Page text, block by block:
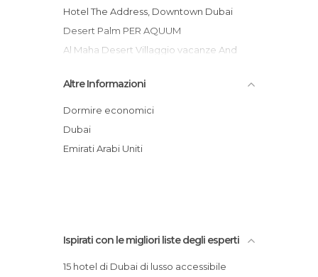
Hotel The Address, Downtown Dubai
Desert Palm PER AQUUM
Al Maha Desert Villaggio vacanze And
Hotel Ibis World Trade Centre
shoreline palm jumeirah Flats
Fairmont The Palm
Hotel Park Hyatt Dubai
Altre Informazioni
Dormire economici
Dubai
Emirati Arabi Uniti
Ispirati con le migliori liste degli esperti
15 hotel di Dubai di lusso accessibile